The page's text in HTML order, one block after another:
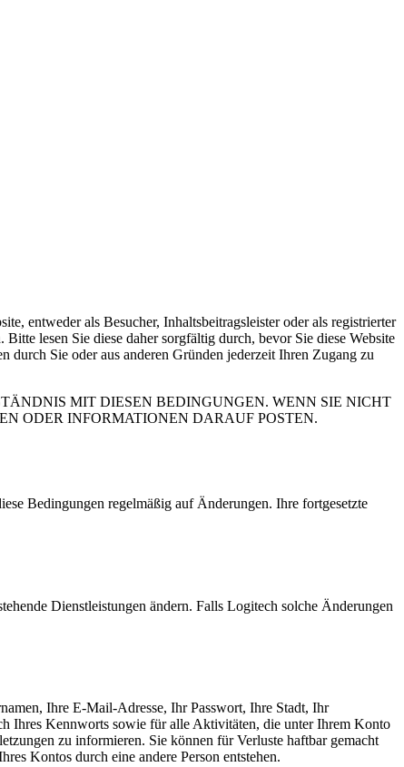
entweder als Besucher, Inhaltsbeitragsleister oder als registrierter
lesen Sie diese daher sorgfältig durch, bevor Sie diese Website
Sie oder aus anderen Gründen jederzeit Ihren Zugang zu
MIT DIESEN BEDINGUNGEN. WENN SIE NICHT
ODER INFORMATIONEN DARAUF POSTEN.
Bedingungen regelmäßig auf Änderungen. Ihre fortgesetzte
Dienstleistungen ändern. Falls Logitech solche Änderungen
Ihre E-Mail-Adresse, Ihr Passwort, Ihre Stadt, Ihr
Ihres Kennworts sowie für alle Aktivitäten, die unter Ihrem Konto
zu informieren. Sie können für Verluste haftbar gemacht
Kontos durch eine andere Person entstehen.